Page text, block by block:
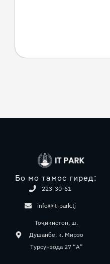
Бо мо тамос гиред:
223-30-61
info@it-park.tj
Тоҷикистон, ш.
Душанбе, к. Мирзо
Турсунзода 27 “А”